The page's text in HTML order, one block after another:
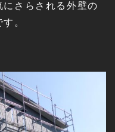
さらされる外壁の
。